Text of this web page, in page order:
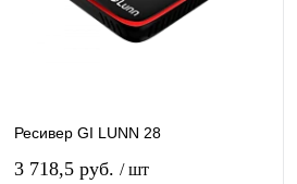
Ресивер GI LUNN 28
3 718,5 руб. / шт